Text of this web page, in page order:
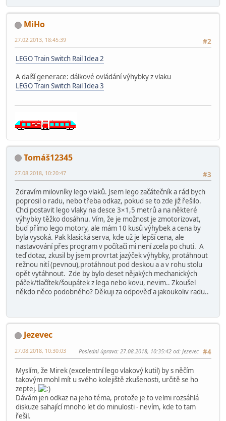
MiHo
#2
27.02.2013, 18:45:39
LEGO Train Switch Rail Idea 2
A další generace: dálkové ovládání výhybky z vlaku
LEGO Train Switch Rail Idea 3
Tomáš12345
#3
27.08.2018, 10:20:47
Zdravím milovníky lego vlaků. Jsem lego začátečník a rád bych
poprosil o radu, nebo třeba odkaz, pokud se to zde již řešilo.
Chci postavit lego vlaky na desce 3×1,5 metrů a na některé
výhybky těžko dosáhnu. Vím, že je možnost je zmotorizovat,
buď přímo lego motory, ale mám 10 kusů výhybek a cena by
byla vysoká. Pak klasická serva, kde už je lepší cena, ale
nastavování přes program v počítači mi není zcela po chuti. A
teď dotaz, zkusil by jsem provrtat jazýček výhybky, protáhnout
režnou nití (pevnou),protáhnout pod deskou a a v rohu stolu
opět vytáhnout. Zde by bylo deset nějakých mechanických
páček/tlačítek/šoupátek z lega nebo kovu, nevim.. Zkoušel
někdo něco podobného? Děkuji za odpověď a jakoukoliv radu..
Jezevec
#4
27.08.2018, 10:30:03 Poslední úprava: 27.08.2018, 10:35:42 od: Jezevec
Myslím, že Mirek (excelentní lego vlakový kutil) by s něčím
takovým mohl mít u svého kolejiště zkušenosti, určitě se ho
zeptej.
Dávám jen odkaz na jeho téma, protože je to velmi rozsáhlá
diskuze sahající mnoho let do minulosti - nevím, kde to tam
řešil.